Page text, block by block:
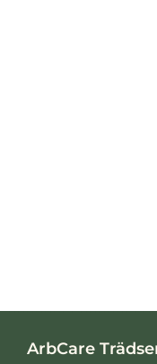
ArbCare